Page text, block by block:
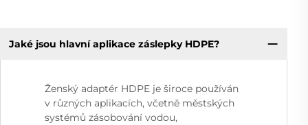
Jaké jsou hlavní aplikace záslepky HDPE?
Ženský adaptér HDPE je široce používán
v různých aplikacích, včetně městských
systémů zásobování vodou,